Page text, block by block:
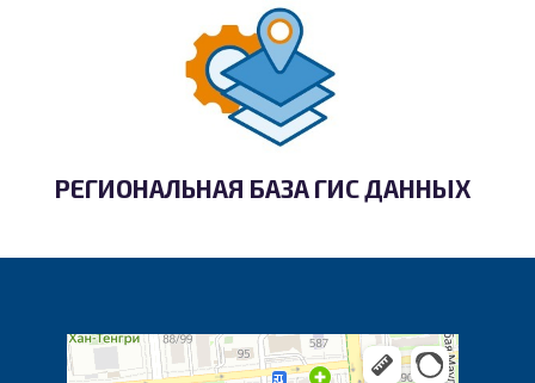
РЕГИОНАЛЬНАЯ БАЗА ГИС ДАННЫХ